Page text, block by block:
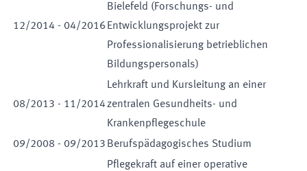
12/2014 - 04/2016
Bielefeld (Forschungs- und
Entwicklungsprojekt zur
Professionalisierung betrieblichen
Bildungspersonals)
08/2013 - 11/2014
Lehrkraft und Kursleitung an einer
zentralen Gesundheits- und
Krankenpflegeschule
09/2008 - 09/2013 Berufspädagogisches Studium
Pflegekraft auf einer operative